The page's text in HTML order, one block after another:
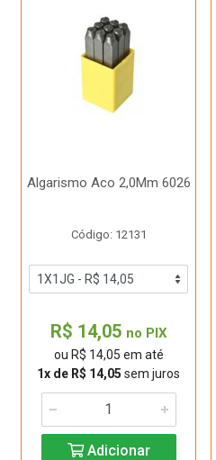
Algarismo Aco 2,0Mm 6026
Código: 12131
R$ 14,05 no PIX
ou R$ 14,05 em até
1x de R$ 14,05 sem juros
Adicionar